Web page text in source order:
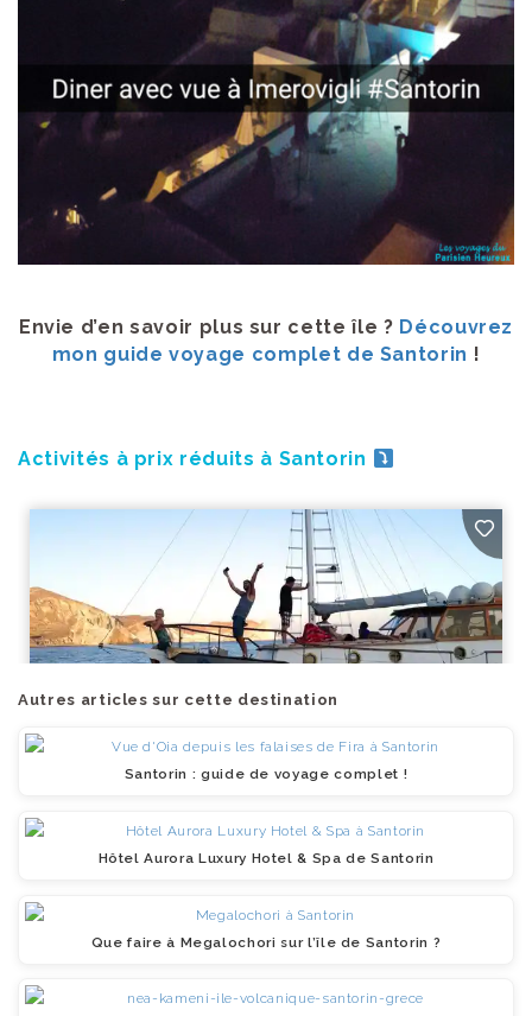
Envie d’en savoir plus sur cette île ? Découvrez
mon guide voyage complet de Santorin !
Activités à prix réduits à Santorin
Autres articles sur cette destination
Santorin : guide de voyage complet !
Hôtel Aurora Luxury Hotel & Spa de Santorin
Que faire à Megalochori sur l’île de Santorin ?